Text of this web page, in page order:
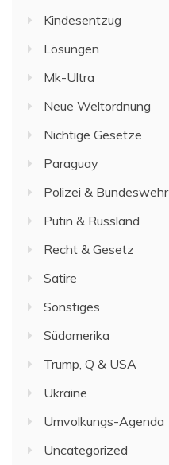
Kindesentzug
Lösungen
Mk-Ultra
Neue Weltordnung
Nichtige Gesetze
Paraguay
Polizei & Bundeswehr
Putin & Russland
Recht & Gesetz
Satire
Sonstiges
Südamerika
Trump, Q & USA
Ukraine
Umvolkungs-Agenda
Uncategorized